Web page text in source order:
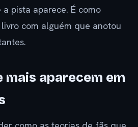
pista aparece. É como
com alguém que anotou
mais aparecem em